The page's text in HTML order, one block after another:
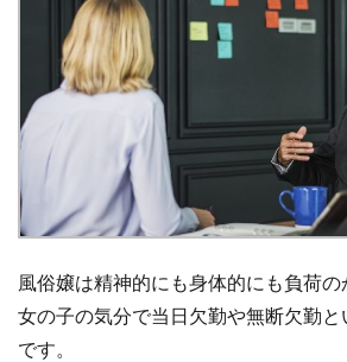
風俗嬢は精神的にも身体的にも負荷の
女の子の気分で当日欠勤や無断欠勤
です。